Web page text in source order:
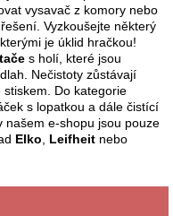
vysavač z komory nebo
Vyzkoušejte některý
je úklid hračkou!
s holí, které jsou
Nečistoty zůstávají
Do kategorie
s lopatkou a dále čistící
našem e-shopu jsou pouze
Elko Leifheit nebo